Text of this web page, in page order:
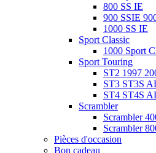
800 SS IE
900 SSIE
1000 SS IE
Sport Classic
1000 Sport
Sport Touring
ST2 1997
ST3 ST3S
ST4 ST4S
Scrambler
Scrambler
Scrambler
Pièces d'occasion
Bon cadeau